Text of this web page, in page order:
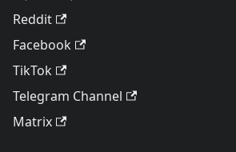
Reddit
Facebook
TikTok
Telegram Channel
Matrix